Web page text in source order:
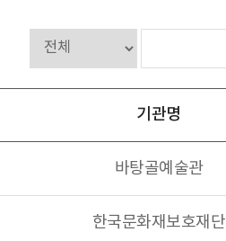
기관명
바탕골예술관
한국문화재보호재단